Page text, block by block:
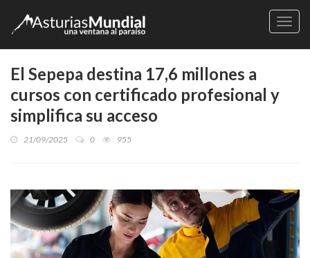
El Sepepa destina 17,6 millones a
cursos con certificado profesional y
simplifica su acceso
21/09/2025 0 955